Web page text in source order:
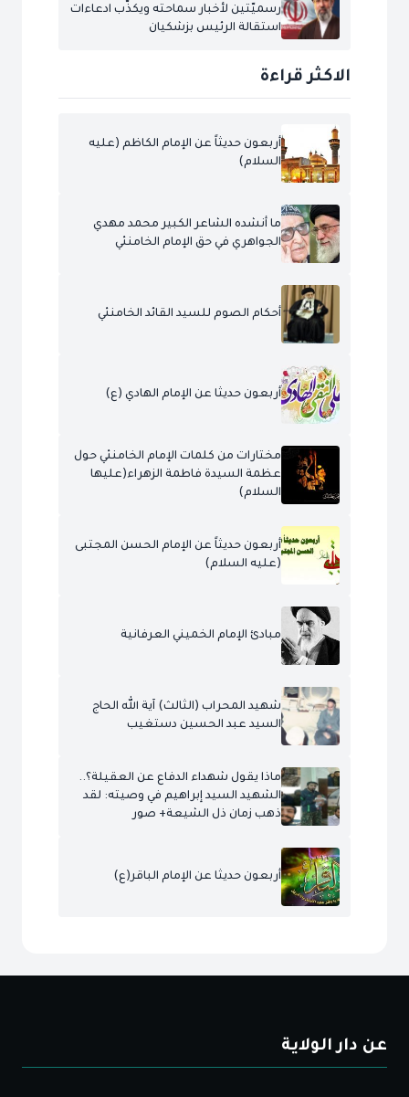
رسميّتين لأخبار سماحته ويكذّب ادعاءات
استقالة الرئيس بزشكيان
الاكثر قراءة
أربعون حديثاً عن الإمام الكاظم (عليه
السلام)
ما أنشده الشاعر الكبير محمد مهدي
الجواهري في حق الإمام الخامنئي
أحكام الصوم للسيد القائد الخامنئي
أربعون حديثا عن الإمام الهادي (ع)
مختارات من كلمات الإمام الخامنئي حول
عظمة السيدة فاطمة الزهراء(عليها
السلام)
أربعون حديثاً عن الإمام الحسن المجتبى
(عليه السلام)
مبادئ الإمام الخميني العرفانية
شهيد المحراب (الثالث) آية الله الحاج
السيد عبد الحسين دستغيب
ماذا يقول شهداء الدفاع عن العقيلة؟..
الشهيد السيد إبراهيم في وصيته: لقد
ذهب زمان ذل الشيعة+ صور
أربعون حديثا عن الإمام الباقر(ع)
عن دار الولاية